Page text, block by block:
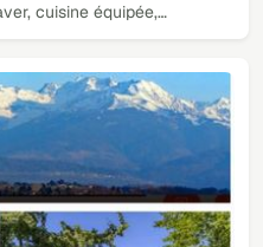
cuisine équipée,…